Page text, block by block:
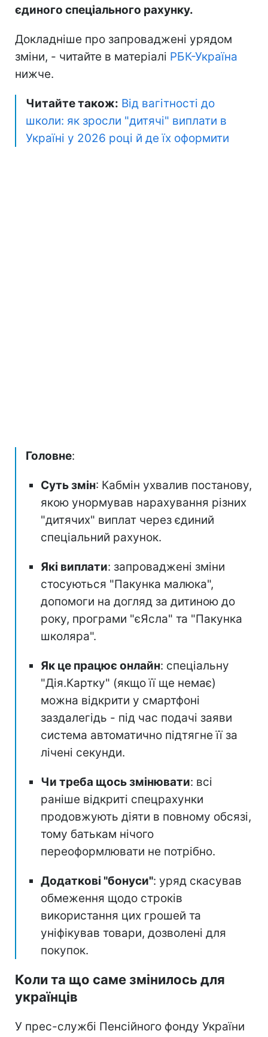
єдиного спеціального рахунку.
Докладніше про запроваджені урядом
зміни, - читайте в матеріалі РБК-Україна
нижче.
Читайте також: Від вагітності до
школи: як зросли "дитячі" виплати в
Україні у 2026 році й де їх оформити
Головне:
Суть змін: Кабмін ухвалив постанову,
якою унормував нарахування різних
"дитячих" виплат через єдиний
спеціальний рахунок.
Які виплати: запроваджені зміни
стосуються "Пакунка малюка",
допомоги на догляд за дитиною до
року, програми "єЯсла" та "Пакунка
школяра".
Як це працює онлайн: спеціальну
"Дія.Картку" (якщо її ще немає)
можна відкрити у смартфоні
заздалегідь - під час подачі заяви
система автоматично підтягне її за
лічені секунди.
Чи треба щось змінювати: всі
раніше відкриті спецрахунки
продовжують діяти в повному обсязі,
тому батькам нічого
переоформлювати не потрібно.
Додаткові "бонуси": уряд скасував
обмеження щодо строків
використання цих грошей та
уніфікував товари, дозволені для
покупок.
Коли та що саме змінилось для
українців
У прес-службі Пенсійного фонду України